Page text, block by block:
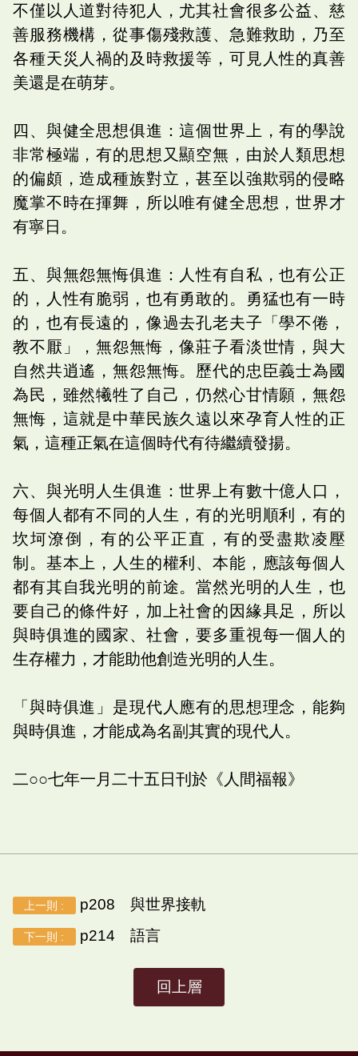
不僅以人道對待犯人，尤其社會很多公益、慈
善服務機構，從事傷殘救護、急難救助，乃至
各種天災人禍的及時救援等，可見人性的真善
美還是在萌芽。
四、與健全思想俱進：這個世界上，有的學說
非常極端，有的思想又顯空無，由於人類思想
的偏頗，造成種族對立，甚至以強欺弱的侵略
魔掌不時在揮舞，所以唯有健全思想，世界才
有寧日。
五、與無怨無悔俱進：人性有自私，也有公正
的，人性有脆弱，也有勇敢的。勇猛也有一時
的，也有長遠的，像過去孔老夫子「學不倦，
教不厭」，無怨無悔，像莊子看淡世情，與大
自然共逍遙，無怨無悔。歷代的忠臣義士為國
為民，雖然犧牲了自己，仍然心甘情願，無怨
無悔，這就是中華民族久遠以來孕育人性的正
氣，這種正氣在這個時代有待繼續發揚。
六、與光明人生俱進：世界上有數十億人口，
每個人都有不同的人生，有的光明順利，有的
坎坷潦倒，有的公平正直，有的受盡欺凌壓
制。基本上，人生的權利、本能，應該每個人
都有其自我光明的前途。當然光明的人生，也
要自己的條件好，加上社會的因緣具足，所以
與時俱進的國家、社會，要多重視每一個人的
生存權力，才能助他創造光明的人生。
「與時俱進」是現代人應有的思想理念，能夠
與時俱進，才能成為名副其實的現代人。
二○○七年一月二十五日刊於《人間福報》
上一則 : p208 與世界接軌
下一則 : p214 語言
回上層